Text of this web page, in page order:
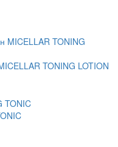
TONING LOTION